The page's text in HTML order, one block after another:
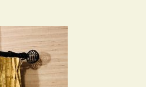
お考えの方
心の家づくり